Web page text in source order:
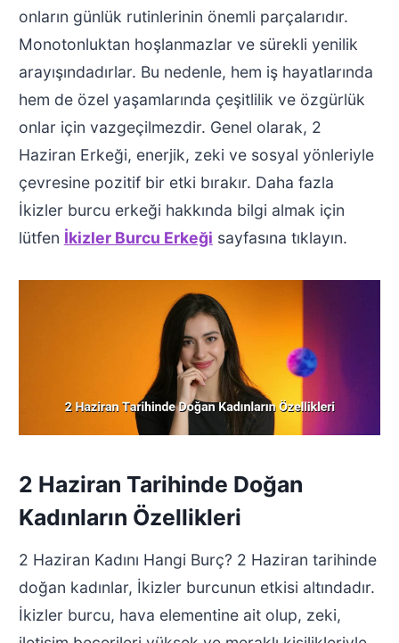
onların günlük rutinlerinin önemli parçalarıdır.
Monotonluktan hoşlanmazlar ve sürekli yenilik
arayışındadırlar. Bu nedenle, hem iş hayatlarında
hem de özel yaşamlarında çeşitlilik ve özgürlük
onlar için vazgeçilmezdir. Genel olarak, 2
Haziran Erkeği, enerjik, zeki ve sosyal yönleriyle
çevresine pozitif bir etki bırakır. Daha fazla
İkizler burcu erkeği hakkında bilgi almak için
lütfen İkizler Burcu Erkeği sayfasına tıklayın.
2 Haziran Tarihinde Doğan
Kadınların Özellikleri
2 Haziran Kadını Hangi Burç? 2 Haziran tarihinde
doğan kadınlar, İkizler burcunun etkisi altındadır.
İkizler burcu, hava elementine ait olup, zeki,